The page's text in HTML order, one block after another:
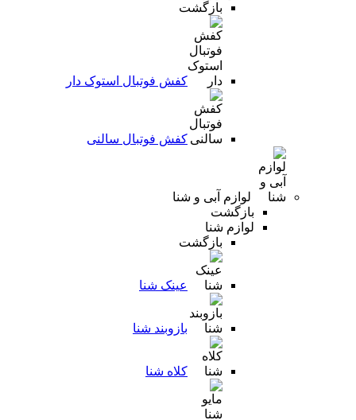
بازگشت
کفش فوتبال استوک دار
کفش فوتبال سالنی
لوازم آبی و شنا
بازگشت
لوازم شنا
بازگشت
عینک شنا
بازوبند شنا
کلاه شنا